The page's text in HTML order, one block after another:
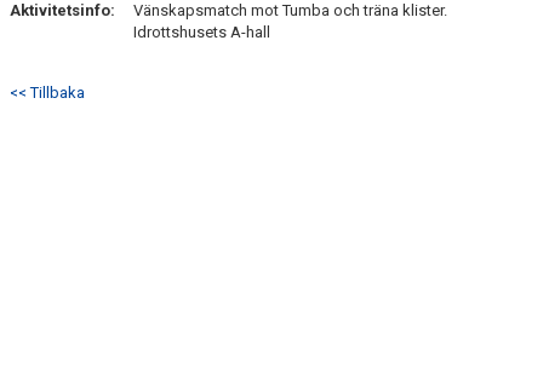
Aktivitetsinfo:
Vänskapsmatch mot Tumba och träna klister.
Idrottshusets A-hall
<< Tillbaka